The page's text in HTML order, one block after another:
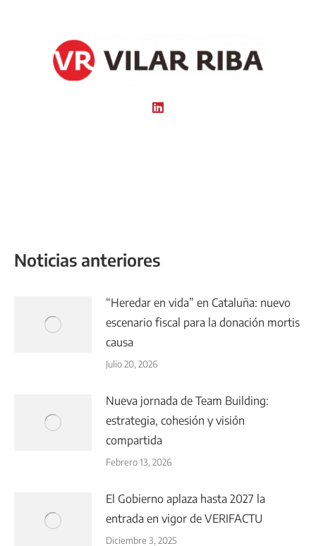
Noticias anteriores
“Heredar en vida” en Cataluña: nuevo
escenario fiscal para la donación mortis
causa
Julio 20, 2026
Nueva jornada de Team Building:
estrategia, cohesión y visión
compartida
Febrero 13, 2026
El Gobierno aplaza hasta 2027 la
entrada en vigor de VERIFACTU
Diciembre 3, 2025